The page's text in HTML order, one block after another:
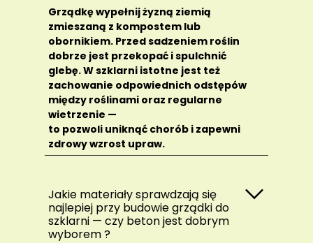
Grządkę wypełnij żyzną ziemią
zmieszaną z kompostem lub
obornikiem. Przed sadzeniem roślin
dobrze jest przekopać i spulchnić
glebę. W szklarni istotne jest też
zachowanie odpowiednich odstępów
między roślinami oraz regularne
wietrzenie —
to pozwoli uniknąć chorób i zapewni
zdrowy wzrost upraw.
Jakie materiały sprawdzają się
najlepiej przy budowie grządki do
szklarni — czy beton jest dobrym
wyborem ?